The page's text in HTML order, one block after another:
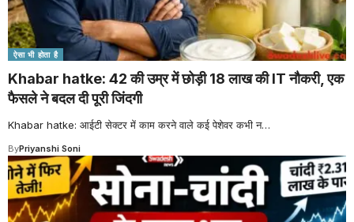
ऐसा भी होता है
Khabar hatke: 42 की उम्र में छोड़ी 18 लाख की IT नौकरी, एक
फैसले ने बदल दी पूरी जिंदगी
Khabar hatke: आईटी सेक्टर में काम करने वाले कई पेशेवर कभी न…
ByPriyanshi Soni